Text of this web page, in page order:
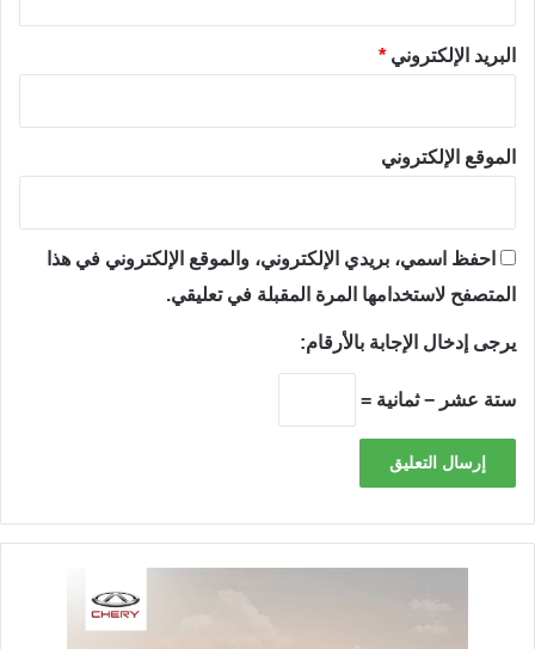
البريد الإلكتروني *
الموقع الإلكتروني
احفظ اسمي، بريدي الإلكتروني، والموقع الإلكتروني في هذا
المتصفح لاستخدامها المرة المقبلة في تعليقي.
يرجى إدخال الإجابة بالأرقام:
ستة عشر − ثمانية =